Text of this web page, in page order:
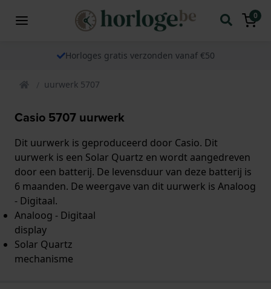
0
Horloges gratis verzonden vanaf €50
uurwerk 5707
Casio 5707 uurwerk
Dit uurwerk is geproduceerd door Casio. Dit
uurwerk is een Solar Quartz en wordt aangedreven
door een batterij. De levensduur van deze batterij is
6 maanden. De weergave van dit uurwerk is Analoog
- Digitaal.
Analoog - Digitaal
display
Solar Quartz
mechanisme